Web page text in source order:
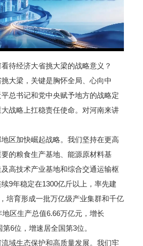
待经济大省挑大梁的战略意义？
大梁，关键是胸怀全局、心向中
总书记和党中央赋予地方的战略定
战略上扛稳责任使命。对河南来讲
加快崛起战略。我们坚持在更高
的粮食生产基地、能源原材料基
高技术产业基地和综合交通运输枢
9年稳定在1300亿斤以上，率先建
培育形成一批万亿级产业集群和千亿
区生产总值6.66万亿元，增长
6位，增速居全国第3位。
生态保护和高质量发展。我们牢